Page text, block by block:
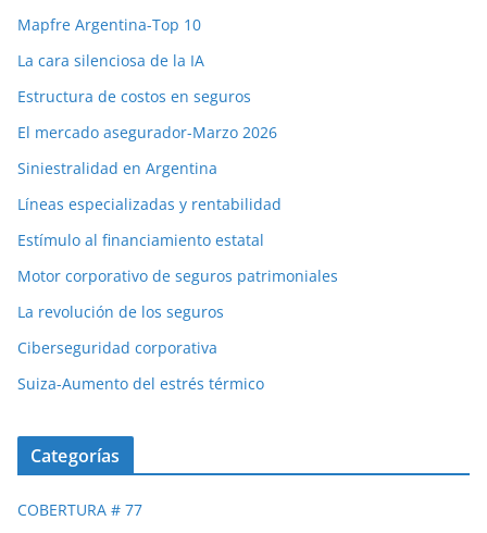
Mapfre Argentina-Top 10
La cara silenciosa de la IA
Estructura de costos en seguros
El mercado asegurador-Marzo 2026
Siniestralidad en Argentina
Líneas especializadas y rentabilidad
Estímulo al financiamiento estatal
Motor corporativo de seguros patrimoniales
La revolución de los seguros
Ciberseguridad corporativa
Suiza-Aumento del estrés térmico
Categorías
COBERTURA # 77